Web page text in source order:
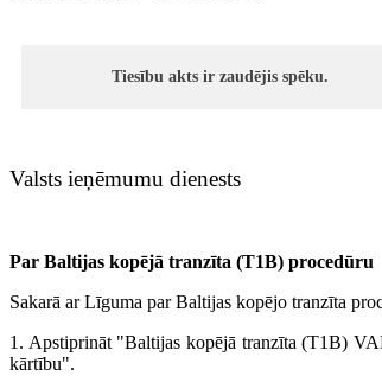
Tiesību akts ir zaudējis spēku.
Valsts ieņēmumu dienests
Par Baltijas kopējā tranzīta (T1B) procedūru
Sakarā ar Līguma par Baltijas kopējo tranzīta
1. Apstiprināt "Baltijas kopējā tranzīta (T1B)
kārtību".